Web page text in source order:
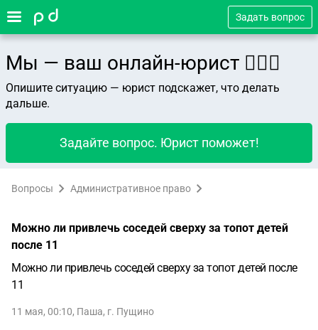
Задать вопрос
Мы — ваш онлайн-юрист 👨🏻‍⚖️
Опишите ситуацию — юрист подскажет, что делать
дальше.
Задайте вопрос. Юрист поможет!
Вопросы Административное право
Можно ли привлечь соседей сверху за топот детей
после 11
Можно ли привлечь соседей сверху за топот детей после
11
11 мая, 00:10, Паша, г. Пущино